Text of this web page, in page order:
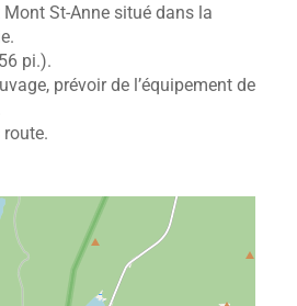
St-Anne situé dans la
pi.).
prévoir de l’équipement de